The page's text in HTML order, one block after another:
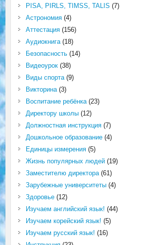
PISA, PIRLS, TIMSS, TALIS (7)
Астрономия(4)
Аттестация(156)
Аудиокнига(18)
Безопасность(14)
Видеоурок(38)
Виды спорта(9)
Викторина(3)
Воспитание ребёнка(23)
Директору школы(12)
Должностная инструкция(7)
Дошкольное образование(4)
Единицы измерения(5)
Жизнь популярных людей(19)
Заместителю директора(61)
Зарубежные университеты(4)
Здоровье(12)
Изучаем английский язык! (44)
Изучаем корейский язык! (5)
Изучаем русский язык! (16)